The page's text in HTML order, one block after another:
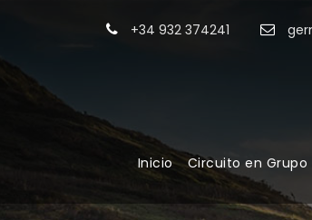
+34 932 374241
Inicio Circuito en Grupo